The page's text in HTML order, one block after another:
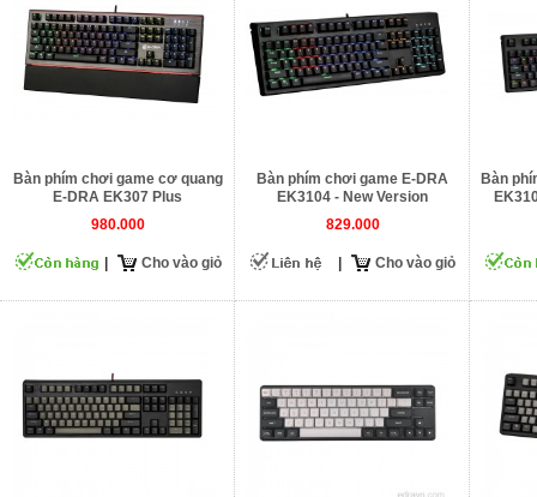
Bàn phím chơi game cơ quang
E-DRA EK307 Plus
980.000
Cho vào giỏ
Bàn phím chơi game E-DRA
EK3104 - New Version
829.000
Cho vào giỏ
Bàn